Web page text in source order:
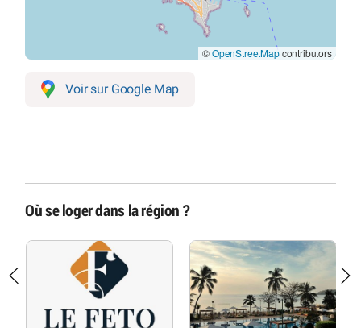
©OpenStreetMapcontributors
Voir sur Google Map
Où se loger dans la région ?